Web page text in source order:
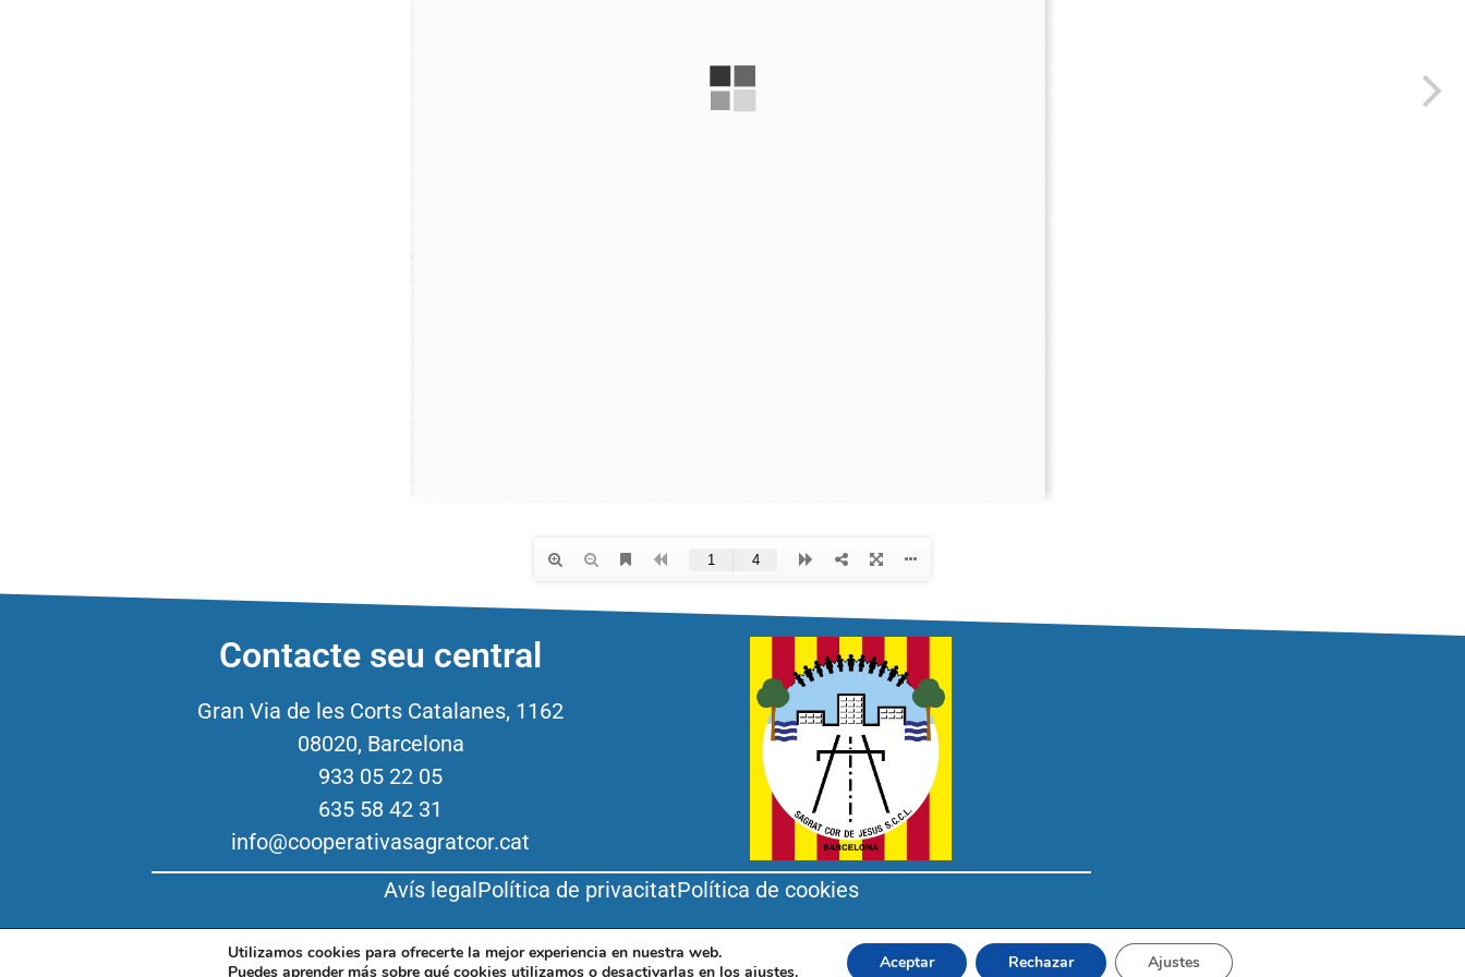
Contacte seu central
Gran Via de les Corts Catalanes, 1162
08020, Barcelona
933 05 22 05
635 58 42 31
info@cooperativasagratcor.cat
Avís legalPolítica de privacitatPolítica de cookies
Utilizamos cookies para ofrecerte la mejor experiencia en nuestra web.
Puedes aprender más sobre qué cookies utilizamos o desactivarlas en losajustes. Aceptar Rechazar Ajustes